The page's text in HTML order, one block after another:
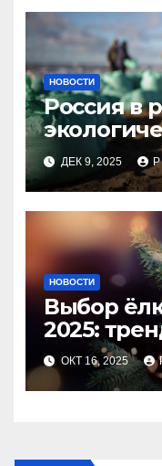
НОВОСТИ
Россия в
ДЕК 9, 2025
НОВОСТИ
Выбор
2025:
ОКТ 16, 2025